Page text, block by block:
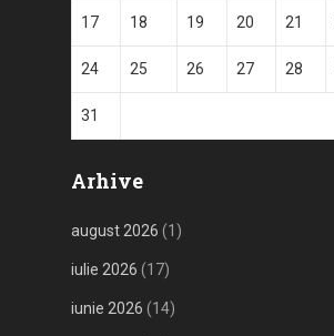
17 18 19 20 21
24 25 26 27 28
31
Arhive
august 2026 (1)
iulie 2026 (17)
iunie 2026 (14)